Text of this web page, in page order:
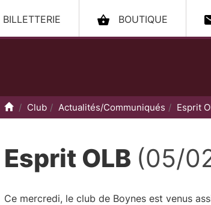
BILLETTERIE BOUTIQUE
Accueil
Club Actualités/Communiqués Esprit
Esprit OLB (05/
Ce mercredi, le club de Boynes est venus